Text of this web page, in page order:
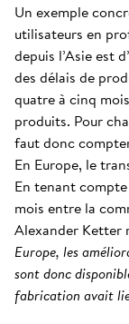
Un exemple
utilisateurs en
depuis l’Asie est
des délais de
quatre à cinq
produits. Pour
faut donc
En Europe, le
En tenant
mois entre la
Alexander Ketter
Europe, les
sont donc
fabrication avait